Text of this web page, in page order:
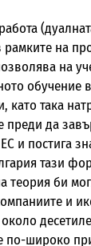
рамките на
на
обучение
като така
преди да
и постига
тази
теория би
и
по-широко